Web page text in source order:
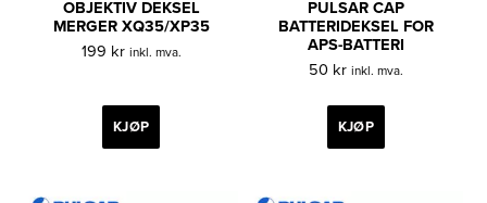
OBJEKTIV DEKSEL
MERGER XQ35/XP35
199 kr inkl. mva.
KJØP
PULSAR CAP
BATTERIDEKSEL FOR
APS-BATTERI
50 kr inkl. mva.
KJØP